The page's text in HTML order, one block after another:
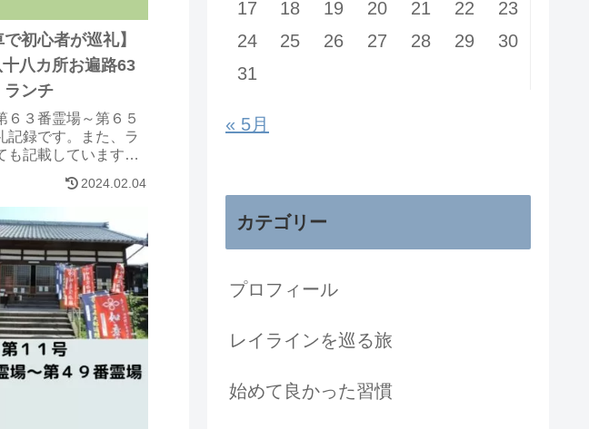
初心者が巡礼】
八カ所お遍路63
ランチ
６３番霊場～第６５
記録です。また、ラ
も記載しています。
なれば、幸いです。
2024.02.04
17
18 19 20 21 22
23
24
25 26 27 28 29
30
31
« 5月
カテゴリー
プロフィール
レイラインを巡る旅
始めて良かった習慣